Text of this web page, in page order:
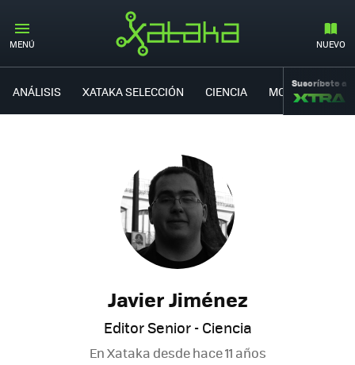
MENÚ NUEVO
ANÁLISIS XATAKA SELECCIÓN CIENCIA MOVILIDAD
Suscríbete a
Javier Jiménez
Editor Senior - Ciencia
En Xataka desdehace 11 años